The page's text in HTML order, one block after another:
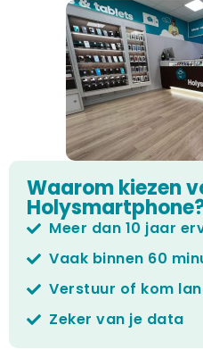
Waarom kiezen
Meer dan 10 jaar
Vaak binnen 60
Verstuur of kom
Zeker van je data